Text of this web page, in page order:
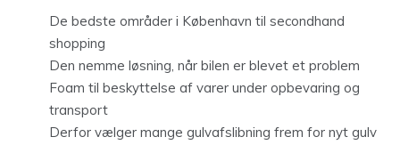
De bedste områder i København til secondhand
shopping
Den nemme løsning, når bilen er blevet et problem
Foam til beskyttelse af varer under opbevaring og
transport
Derfor vælger mange gulvafslibning frem for nyt gulv